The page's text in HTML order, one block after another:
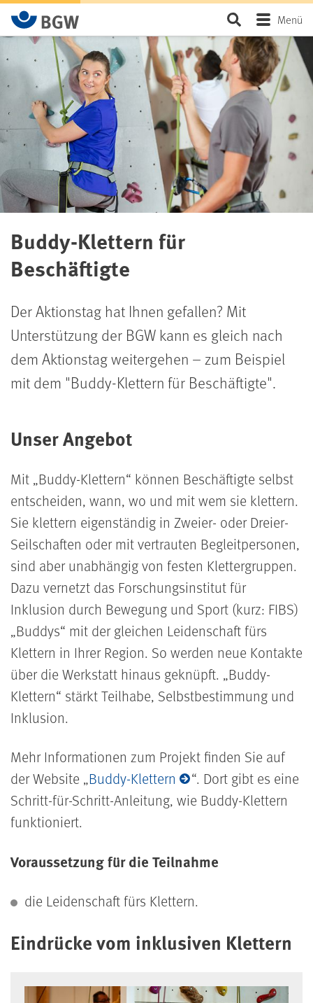
Zum Hauptinhalt springen SeiteMenü
Buddy-Klettern für
Beschäftigte
Der Aktionstag hat Ihnen gefallen? Mit
Unterstützung der BGW kann es gleich nach
dem Aktionstag weitergehen – zum Beispiel
mit dem "Buddy-Klettern für Beschäftigte".
Unser Angebot
Mit „Buddy-Klettern“ können Beschäftigte selbst
entscheiden, wann, wo und mit wem sie klettern.
Sie klettern eigenständig in Zweier- oder Dreier-
Seilschaften oder mit vertrauten Begleitpersonen,
sind aber unabhängig von festen Klettergruppen.
Dazu vernetzt das Forschungsinstitut für
Inklusion durch Bewegung und Sport (kurz: FIBS)
„Buddys“ mit der gleichen Leidenschaft fürs
Klettern in Ihrer Region. So werden neue Kontakte
über die Werkstatt hinaus geknüpft. „Buddy-
Klettern“ stärkt Teilhabe, Selbstbestimmung und
Inklusion.
Mehr Informationen zum Projekt finden Sie auf
der Website „Buddy-Klettern
“. Dort gibt es eine
Schritt-für-Schritt-Anleitung, wie Buddy-Klettern
funktioniert.
Voraussetzung für die Teilnahme
die Leidenschaft fürs Klettern.
Eindrücke vom inklusiven Klettern